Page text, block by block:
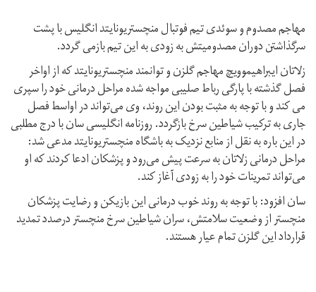
مهاجم مصدوم و سوئدی تیم فوتبال منچستریونایتد انگلیس با پشت
سرگذاشتن دوران مصدومیتش به زودی به این تیم بازمی گردد.
زلاتان ایبراهیموویچ مهاجم گلزن و توانمند منچستریونایتد که از اواخر
فصل گذشته با پارگی رباط صلیبی مواجه شده مراحل درمانی خود را سپری
می کند و با توجه به مثبت بودن این روند، وی می‌تواند در اواسط فصل
جاری به ترکیب شیاطین سرخ بازگردد. روزنامه انگلیسی سان با درج مطلبی
در این باره به نقل از منابع نزدیک به باشگاه منچستریونایتد مدعی شد:
مراحل درمانی زلاتان به سرعت پیش می‌رود و پزشکان ادعا کردند که او
می‌تواند تمرینات خود را به زودی آغاز کند.
سان افزود: با توجه به روند خوب درمانی این بازیکن و رضایت پزشکان
منچستر از وضعیت سلامتش، سران شیاطین سرخ منچستر درصدد تمدید
قرارداد این گلزن تمام عیار هستند.